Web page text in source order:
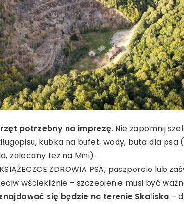
potrzebny na imprezę. Nie zapomnij
kubka na bufet, wody, buta dla psa
zalecany też na Mini).
ZDROWIA PSA, paszporcie lub
wściekliźnie – szczepienie musi być
się będzie na terenie Skaliska –